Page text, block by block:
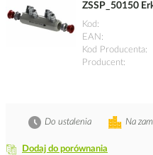
ZSSP_50150
Kod
EAN
Kod Producenta
Producent
Dodaj do porównania
Na
Do ustalenia